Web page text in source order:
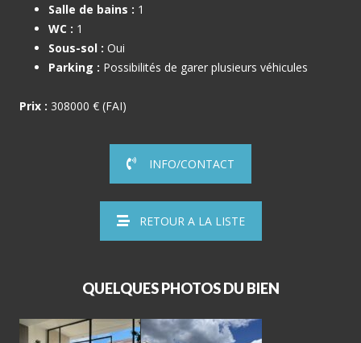
Salle de bains : 1
WC : 1
Sous-sol : Oui
Parking : Possibilités de garer plusieurs véhicules
Prix : 308000 € (FAI)
INFO/CONTACT
RETOUR A LA LISTE
QUELQUES PHOTOS DU BIEN